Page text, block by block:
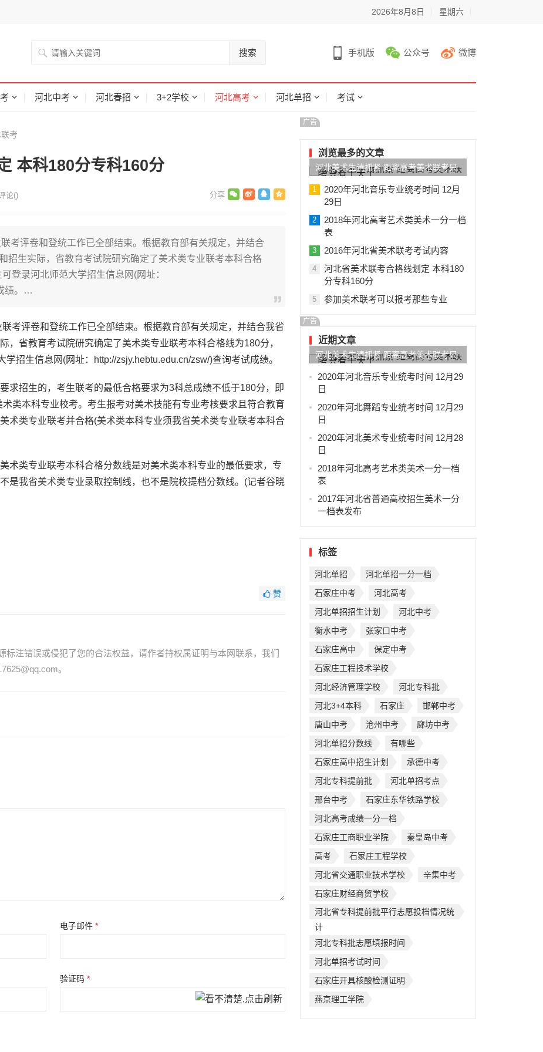
2026年8月8日 星期六
搜索 手机版 公众号 微博
河北中考 河北春招 3+2学校 河北高考 河北单招 考试
考
本科180分专科160分
论()
考评卷和登统工作已全部结束。根据教育部有关规定，并结合
招生实际，省教育考试院研究确定了美术类专业联考本科合格
登录河北师范大学招生信息网(网址：
绩。…
评卷和登统工作已全部结束。根据教育部有关规定，并结合我省
，省教育考试院研究确定了美术类专业联考本科合格线为180分，
招生信息网(网址：http://zsjy.hebtu.edu.cn/zsw/)查询考试成绩。
招生的，考生联考的最低合格要求为3科总成绩不低于180分，即
类本科专业校考。考生报考对美术技能有专业考核要求且符合教育
术类专业联考并合格(美术类本科专业须我省美术类专业联考本科合
类专业联考本科合格分数线是对美术类本科专业的最低要求，专
是我省美术类专业录取控制线，也不是院校提档分数线。(记者谷晓
赞
注错误或侵犯了您的合法权益，请作者持权属证明与本网联系，我们
。
电子邮件*
验证码*
广告
浏览最多的文章
河北美术生请抓紧 距离高考美术联考只
有十天了
1
2020年河北音乐专业统考时间 12月
29日
2
2018年河北高考艺术类美术一分一档
表
3 2016年河北省美术联考考试内容
4
河北省美术联考合格线划定 本科180
分专科160分
5 参加美术联考可以报考那些专业
广告
近期文章
河北美术生请抓紧 距离高考美术联考只
有十天了
2020年河北音乐专业统考时间 12月29
日
2020年河北舞蹈专业统考时间 12月29
日
2020年河北美术专业统考时间 12月28
日
2018年河北高考艺术类美术一分一档
表
2017年河北省普通高校招生美术一分
一档表发布
标签
河北单招
河北单招一分一档
石家庄中考
河北高考
河北单招招生计划
河北中考
衡水中考
张家口中考
石家庄高中
保定中考
石家庄工程技术学校
河北经济管理学校
河北专科批
河北3+4本科
石家庄
邯郸中考
唐山中考
沧州中考
廊坊中考
河北单招分数线
有哪些
石家庄高中招生计划
承德中考
河北专科提前批
河北单招考点
邢台中考
石家庄东华铁路学校
河北高考成绩一分一档
石家庄工商职业学院
秦皇岛中考
高考
石家庄工程学校
河北省交通职业技术学校
辛集中考
石家庄财经商贸学校
河北省专科提前批平行志愿投档情况统
计
河北专科批志愿填报时间
河北单招考试时间
石家庄开具核酸检测证明
燕京理工学院